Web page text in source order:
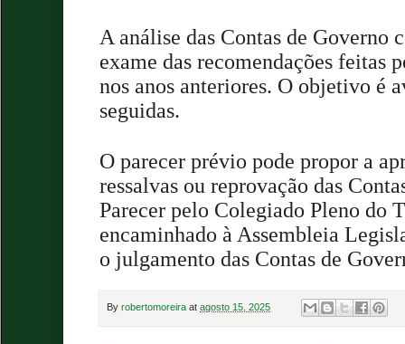
A análise das Contas de Governo
exame das recomendações feitas
nos anos anteriores. O objetivo é
seguidas.
O parecer prévio pode propor a
ressalvas ou reprovação das
Parecer pelo Colegiado Pleno do
encaminhado à Assembleia
o julgamento das Contas de
By robertomoreira at agosto 15, 2025